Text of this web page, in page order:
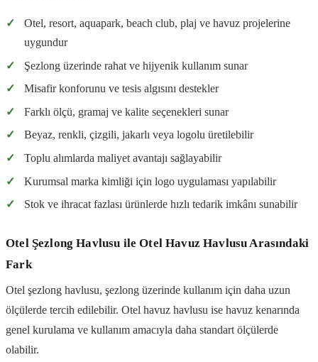
✓
Otel, resort, aquapark, beach club, plaj ve havuz projelerine
uygundur
✓
Şezlong üzerinde rahat ve hijyenik kullanım sunar
✓
Misafir konforunu ve tesis algısını destekler
✓
Farklı ölçü, gramaj ve kalite seçenekleri sunar
✓
Beyaz, renkli, çizgili, jakarlı veya logolu üretilebilir
✓
Toplu alımlarda maliyet avantajı sağlayabilir
✓
Kurumsal marka kimliği için logo uygulaması yapılabilir
✓
Stok ve ihracat fazlası ürünlerde hızlı tedarik imkânı sunabilir
Otel Şezlong Havlusu ile Otel Havuz Havlusu Arasındaki
Fark
Otel şezlong havlusu, şezlong üzerinde kullanım için daha uzun
ölçülerde tercih edilebilir. Otel havuz havlusu ise havuz kenarında
genel kurulama ve kullanım amacıyla daha standart ölçülerde
olabilir.